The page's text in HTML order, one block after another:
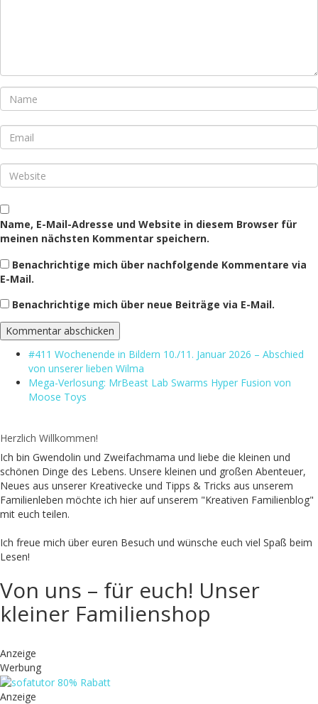
Name, E-Mail-Adresse und Website in diesem Browser für
meinen nächsten Kommentar speichern.
Benachrichtige mich über nachfolgende Kommentare via
E-Mail.
Benachrichtige mich über neue Beiträge via E-Mail.
#411 Wochenende in Bildern 10./11. Januar 2026 – Abschied
von unserer lieben Wilma
Mega-Verlosung: MrBeast Lab Swarms Hyper Fusion von
Moose Toys
Herzlich Willkommen!
Ich bin Gwendolin und Zweifachmama und liebe die kleinen und
schönen Dinge des Lebens. Unsere kleinen und großen Abenteuer,
Neues aus unserer Kreativecke und Tipps & Tricks aus unserem
Familienleben möchte ich hier auf unserem "Kreativen Familienblog"
mit euch teilen.
Ich freue mich über euren Besuch und wünsche euch viel Spaß beim
Lesen!
Von uns – für euch! Unser
kleiner Familienshop
Anzeige
Werbung
Anzeige